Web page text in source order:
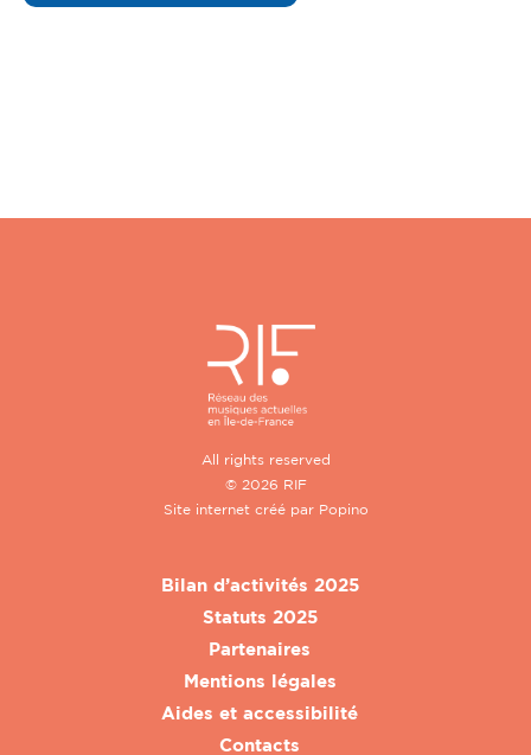
All rights reserved
© 2026 RIF
Site internet créé par Popino
Bilan d’activités 2025
Statuts 2025
Partenaires
Mentions légales
Aides et accessibilité
Contacts